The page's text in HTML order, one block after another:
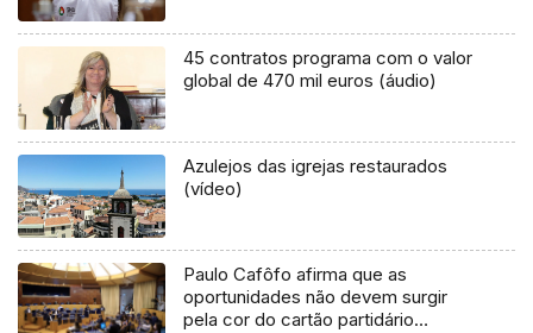
45 contratos programa com o valor
global de 470 mil euros (áudio)
Azulejos das igrejas restaurados
(vídeo)
Paulo Cafôfo afirma que as
oportunidades não devem surgir
pela cor do cartão partidário